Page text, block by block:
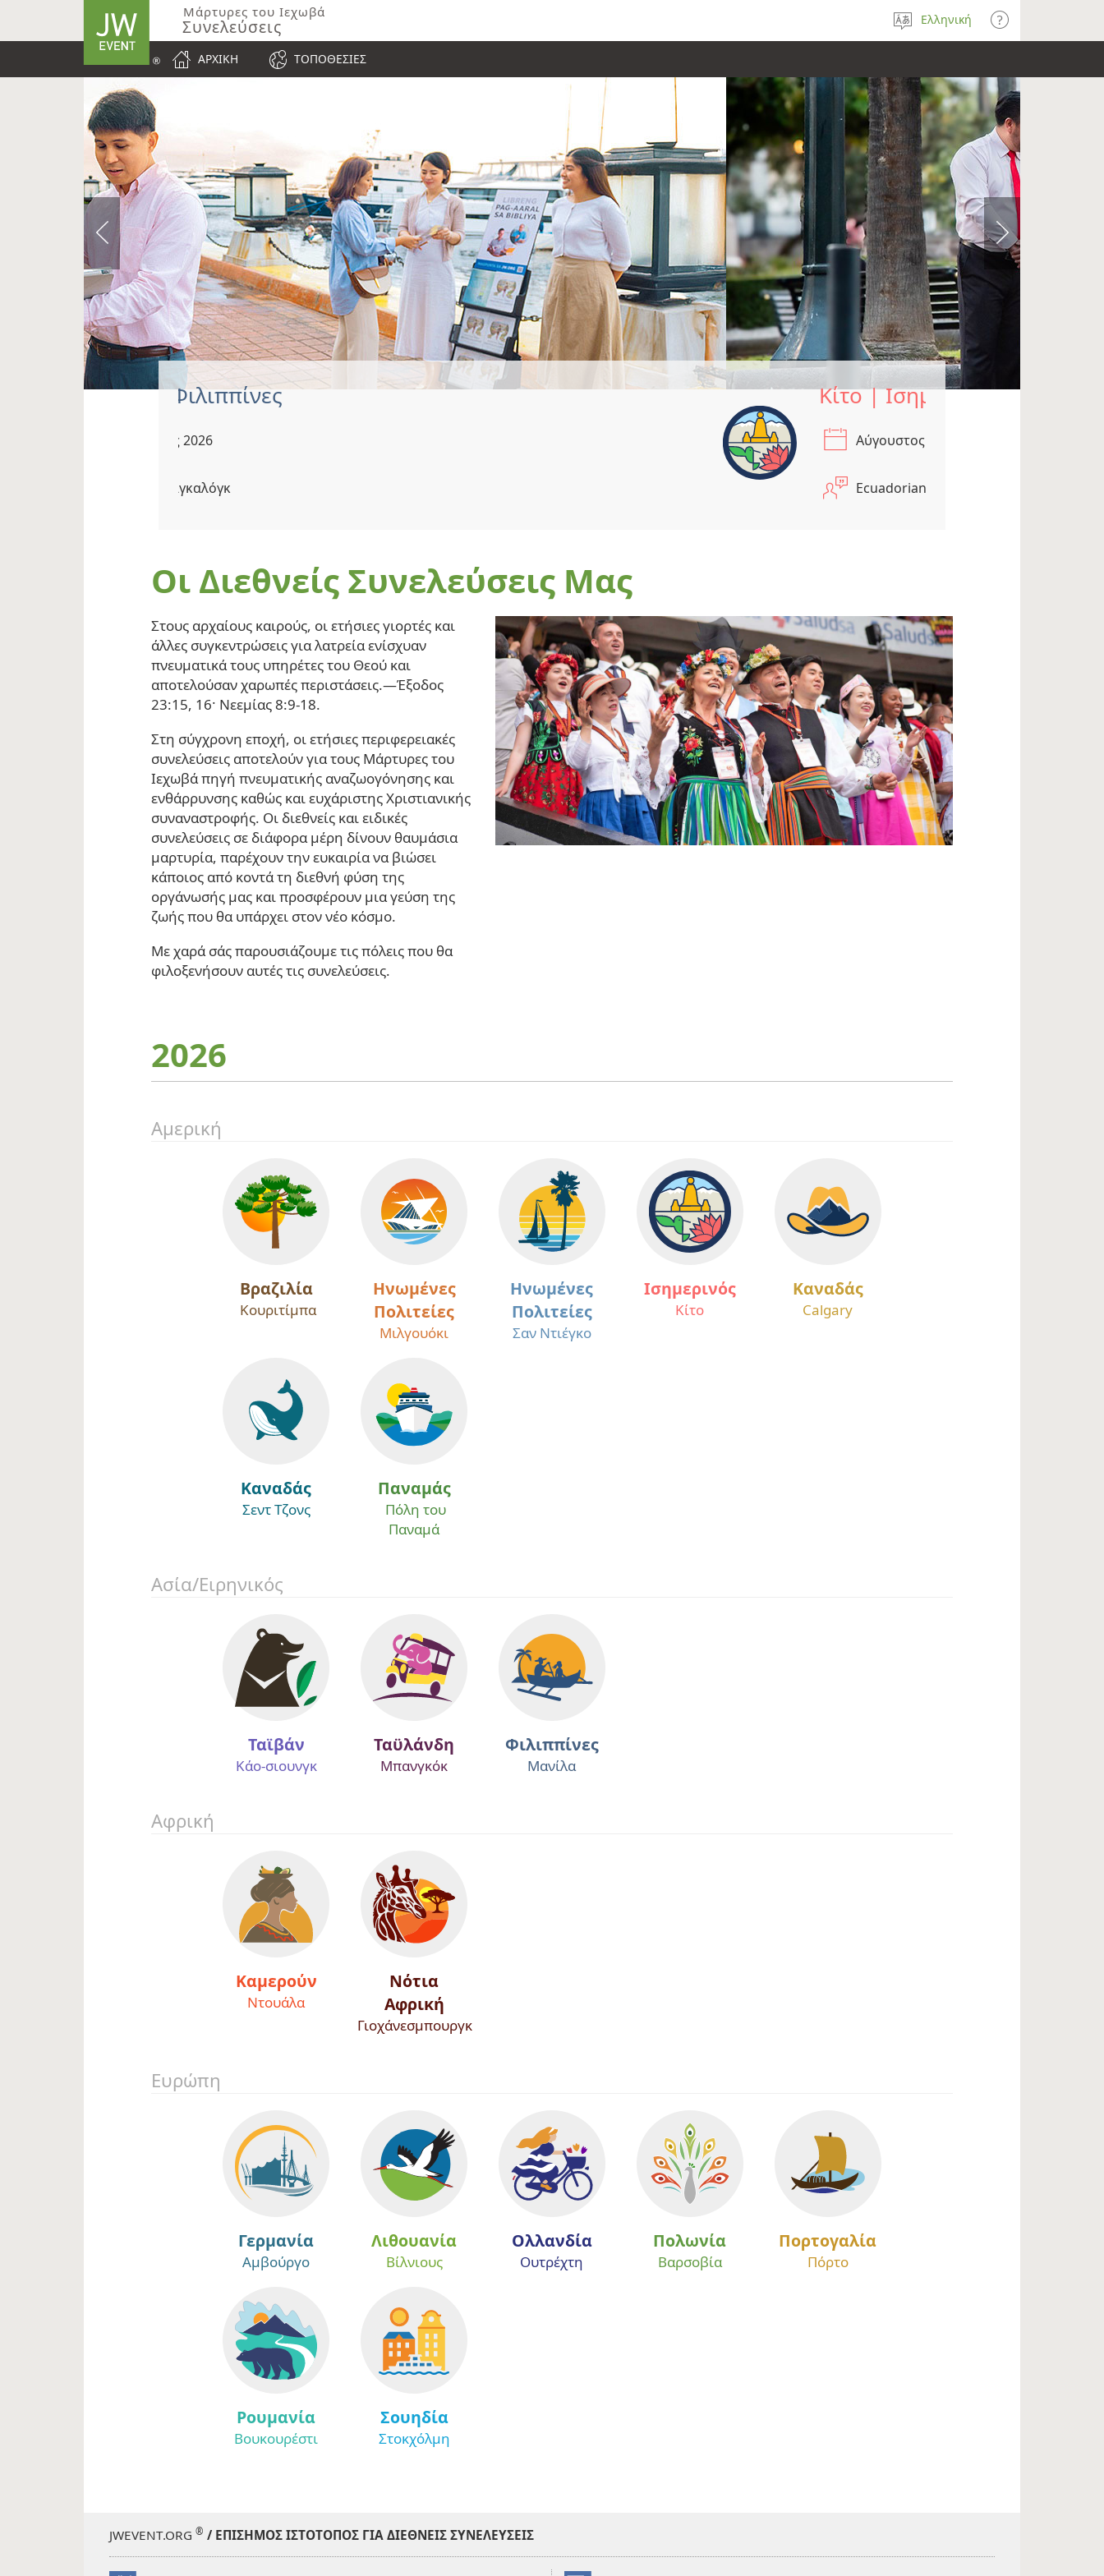
Μάρτυρες του Ιεχωβά
Συνελεύσεις
ΑΡΧΙΚΉ ΤΟΠΟΘΕΣΊΕΣ
Ελληνική
Κίτο | Ισημερινός
Οι Διεθνείς Συνελεύσεις Μας
Στους αρχαίους καιρούς, οι ετήσιες γιορτές και
άλλες συγκεντρώσεις για λατρεία ενίσχυαν
πνευματικά τους υπηρέτες του Θεού και
αποτελούσαν χαρωπές περιστάσεις.—Έξοδος
23:15, 16· Νεεμίας 8:9-18.
Στη σύγχρονη εποχή, οι ετήσιες περιφερειακές
συνελεύσεις αποτελούν για τους Μάρτυρες του
Ιεχωβά πηγή πνευματικής αναζωογόνησης και
ενθάρρυνσης καθώς και ευχάριστης Χριστιανικής
συναναστροφής. Οι διεθνείς και ειδικές
συνελεύσεις σε διάφορα μέρη δίνουν θαυμάσια
μαρτυρία, παρέχουν την ευκαιρία να βιώσει
κάποιος από κοντά τη διεθνή φύση της
οργάνωσής μας και προσφέρουν μια γεύση της
ζωής που θα υπάρχει στον νέο κόσμο.
Με χαρά σάς παρουσιάζουμε τις πόλεις που θα
φιλοξενήσουν αυτές τις συνελεύσεις.
2026
Αμερική
Βραζιλία
Κουριτίμπα
Ηνωμένες
Πολιτείες
Μιλγουόκι
Ηνωμένες
Πολιτείες
Σαν Ντιέγκο
Ισημερινός
Κίτο
Καναδάς
Calgary
Καναδάς
Σεντ Τζονς
Παναμάς
Πόλη του
Παναμά
Ασία/Ειρηνικός
Ταϊβάν
Κάο-σιουνγκ
Ταϋλάνδη
Μπανγκόκ
Φιλιππίνες
Μανίλα
Αφρική
Καμερούν
Ντουάλα
Νότια
Αφρική
Γιοχάνεσμπουργκ
Ευρώπη
Γερμανία
Αμβούργο
Λιθουανία
Βίλνιους
Ολλανδία
Ουτρέχτη
Πολωνία
Βαρσοβία
Πορτογαλία
Πόρτο
Ρουμανία
Βουκουρέστι
Σουηδία
Στοκχόλμη
JWEVENT.ORG ® / ΕΠΊΣΗΜΟΣ ΙΣΤΌΤΟΠΟΣ ΓΙΑ ΔΙΕΘΝΕΊΣ ΣΥΝΕΛΕΎΣΕΙΣ